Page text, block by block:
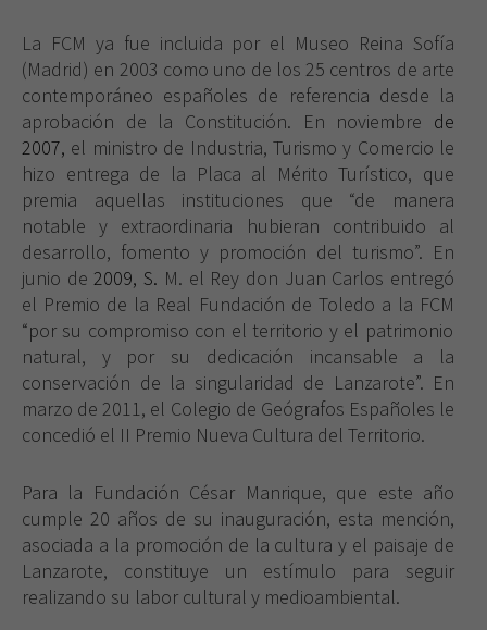
La FCM ya fue incluida por el Museo Reina Sofía
(Madrid) en 2003 como uno de los 25 centros de arte
contemporáneo españoles de referencia desde la
aprobación de la Constitución. En noviembre de
2007, el ministro de Industria, Turismo y Comercio le
hizo entrega de la Placa al Mérito Turístico, que
premia aquellas instituciones que “de manera
notable y extraordinaria hubieran contribuido al
desarrollo, fomento y promoción del turismo”. En
junio de2009, S. M. el Rey don Juan Carlos entregó
el Premio de la Real Fundación de Toledo a la FCM
“por su compromiso con el territorio y el patrimonio
natural, y por su dedicación incansable a la
conservación de la singularidad de Lanzarote”. En
marzo de 2011, el Colegio de Geógrafos Españoles le
concedió el II Premio Nueva Cultura del Territorio.
Para la Fundación César Manrique, que este año
cumple 20 años de su inauguración, esta mención,
asociada a la promoción de la cultura y el paisaje de
Lanzarote, constituye un estímulo para seguir
realizando su labor cultural y medioambiental.